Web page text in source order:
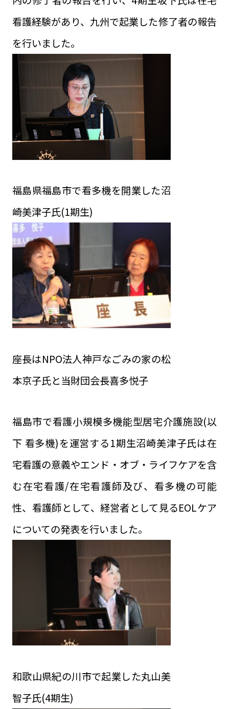
看護経験があり、九州で起業した修了者の報告
を行いました。
福島県福島市で看多機を開業した沼
崎美津子氏(1期生)
座長はNPO法人神戸なごみの家の松
本京子氏と当財団会長喜多悦子
福島市で看護小規模多機能型居宅介護施設(以
下 看多機)を運営する1期生沼崎美津子氏は在
宅看護の意義やエンド・オブ・ライフケアを含
む在宅看護/在宅看護師及び、看多機の可能
性、看護師として、経営者として見るEOLケア
についての発表を行いました。
和歌山県紀の川市で起業した丸山美
智子氏(4期生)